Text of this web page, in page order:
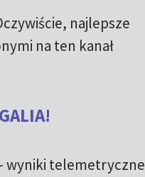
najlepsze
na ten kanał
wyniki telemetryczne